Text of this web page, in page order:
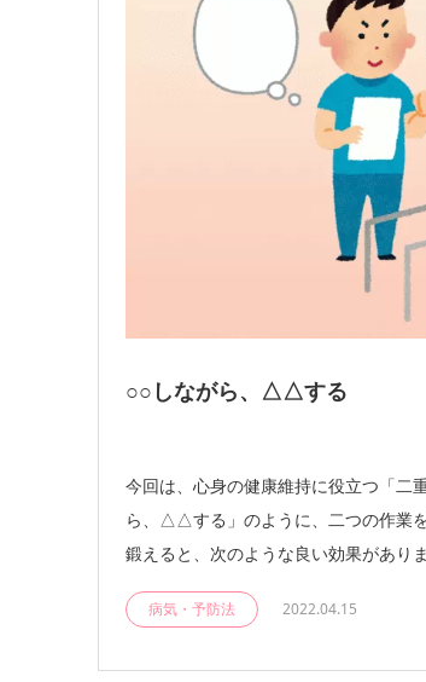
○○しながら、△△する
今回は、心身の健康維持に役立つ「二
ら、△△する」のように、二つの作業
鍛えると、次のような良い効果があ
病気・予防法 2022.04.15